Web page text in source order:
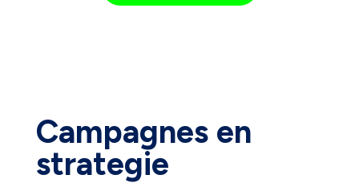
Campagnes en
strategie